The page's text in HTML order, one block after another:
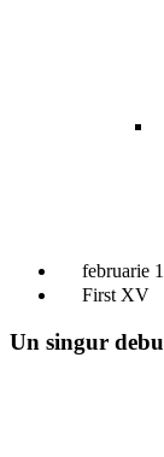
februarie
First XV
Un singur